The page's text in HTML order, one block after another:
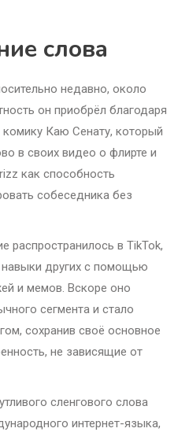
слова
недавно, около
он приобрёл благодаря
Каю Сенату, который
в своих видео о флирте и
как способность
собеседника без
распространилось в TikTok,
других с помощью
и мемов. Вскоре оно
сегмента и стало
сохранив своё основное
не зависящие от
сленгового слова
интернет-языка,